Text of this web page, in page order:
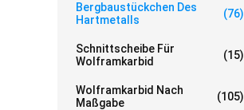
Bergbaustückchen Des
Hartmetalls
(76)
Schnittscheibe Für
Wolframkarbid
(15)
Wolframkarbid Nach
Maßgabe
(105)